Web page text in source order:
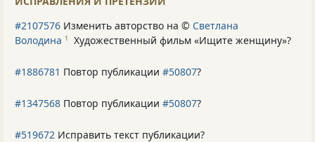
#2107576 Изменить авторство на © Светлана
Володина 1 Художественный фильм «Ищите женщину»?
#1886781 Повтор публикации #50807?
#1347568 Повтор публикации #50807?
#519672 Исправить текст публикации?